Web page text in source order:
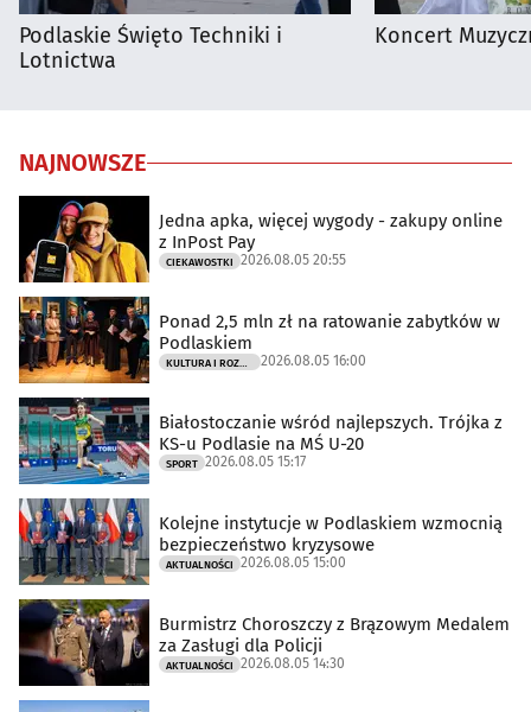
Podlaskie Święto Techniki i
Lotnictwa
Koncert
NAJNOWSZE
Jedna apka, więcej wygody - zakupy online
z InPost Pay
CIEKAWOSTKI 2026.08.05 20:55
Ponad 2,5 mln zł na ratowanie zabytków w
Podlaskiem
2026.08.05 16:00
Białostoczanie wśród najlepszych. Trójka z
KS-u Podlasie na MŚ U-20
SPORT 2026.08.05 15:17
Kolejne instytucje w Podlaskiem wzmocnią
bezpieczeństwo kryzysowe
AKTUALNOŚCI 2026.08.05 15:00
Burmistrz Choroszczy z Brązowym Medalem
za Zasługi dla Policji
AKTUALNOŚCI 2026.08.05 14:30